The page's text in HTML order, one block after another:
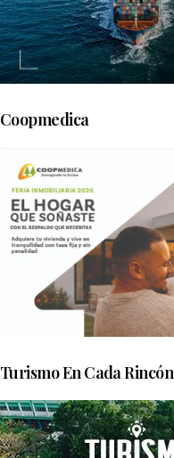
Coopmedica
Turismo En Cada Rincón